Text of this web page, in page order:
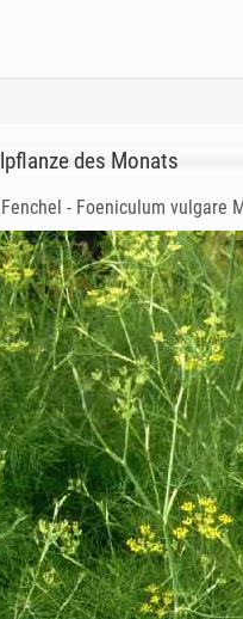
des Monats
Fenchel - Foeniculum vulgare